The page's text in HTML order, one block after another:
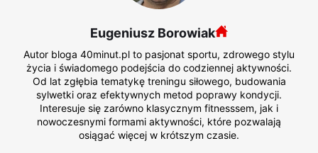
Eugeniusz Borowiak
Autor bloga 40minut.pl to pasjonat sportu, zdrowego stylu
życia i świadomego podejścia do codziennej aktywności.
Od lat zgłębia tematykę treningu siłowego, budowania
sylwetki oraz efektywnych metod poprawy kondycji.
Interesuje się zarówno klasycznym fitnesssem, jak i
nowoczesnymi formami aktywności, które pozwalają
osiągać więcej w krótszym czasie.